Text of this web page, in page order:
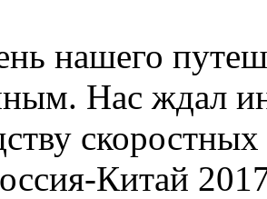
нашего
Нас ждал
Китай